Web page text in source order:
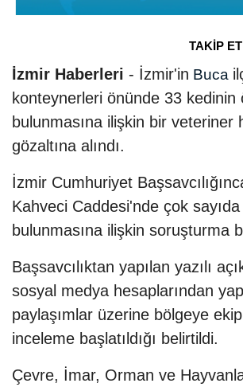
TAKİP ET
İzmir Haberleri - İzmir'in Buca
konteynerleri önünde 33 kedinin
bulunmasına ilişkin bir veteriner
gözaltına alındı.
İzmir Cumhuriyet
Kahveci Caddesi'nde çok
bulunmasına ilişkin soruşturma
Başsavcılıktan yapılan yazılı
sosyal medya hesaplarından
paylaşımlar üzerine bölgeye
inceleme başlatıldığı belirtildi.
Çevre, İmar, Orman ve